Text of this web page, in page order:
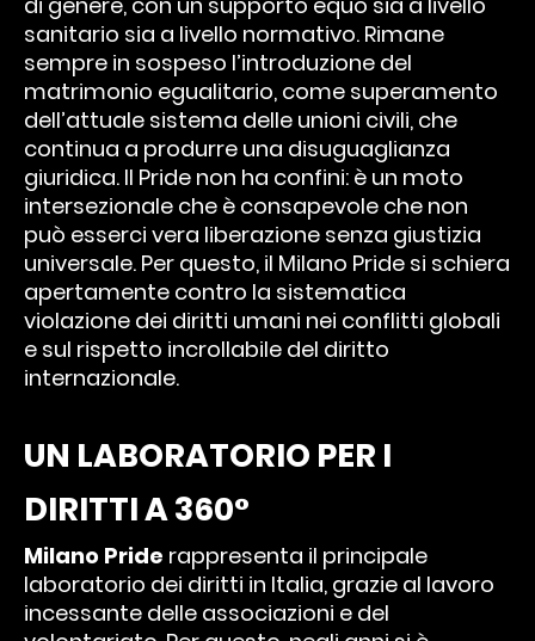
sanitario sia a livello normativo. Rimane
sempre in sospeso l’introduzione del
matrimonio egualitario, come superamento
dell’attuale sistema delle unioni civili, che
continua a produrre una disuguaglianza
giuridica. Il Pride non ha confini: è un moto
intersezionale che è consapevole che non
può esserci vera liberazione senza giustizia
universale. Per questo, il Milano Pride si schiera
apertamente contro la sistematica
violazione dei diritti umani nei conflitti globali
e sul rispetto incrollabile del diritto
internazionale.
UN LABORATORIO PER I
DIRITTI A 360°
Milano Pride rappresenta il principale
laboratorio dei diritti in Italia, grazie al lavoro
incessante delle associazioni e del